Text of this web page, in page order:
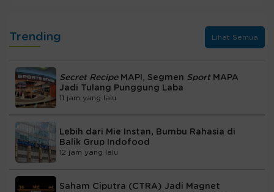
Trending Lihat Semua
Secret RecipeMAPI, Segmen Sport MAPA
Jadi Tulang Punggung Laba
11 jam yang lalu
Lebih dari Mie Instan, Bumbu Rahasia di
Balik Grup Indofood
12 jam yang lalu
Saham Ciputra (CTRA) Jadi Magnet